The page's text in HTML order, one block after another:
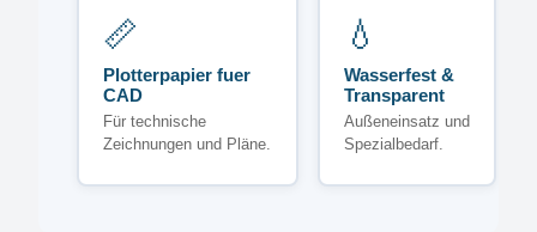
📏
Plotterpapier fuer
CAD
Für technische
Zeichnungen und Pläne.
💧
Wasserfest &
Transparent
Außeneinsatz und
Spezialbedarf.